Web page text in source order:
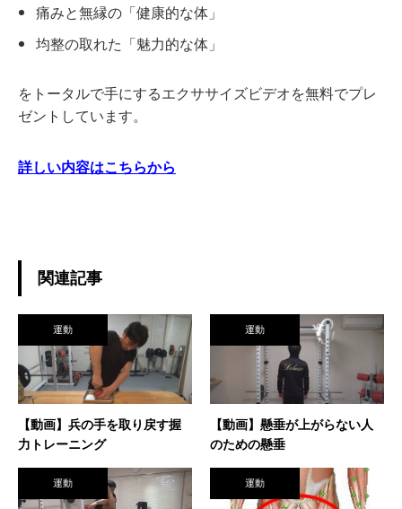
痛みと無縁の「健康的な体」
均整の取れた「魅力的な体」
をトータルで手にするエクササイズビデオを無料でプレ
ゼントしています。
詳しい内容はこちらから
関連記事
運動
【動画】兵の手を取り戻す握
力トレーニング
運動
【動画】懸垂が上がらない人
のための懸垂
運動 運動